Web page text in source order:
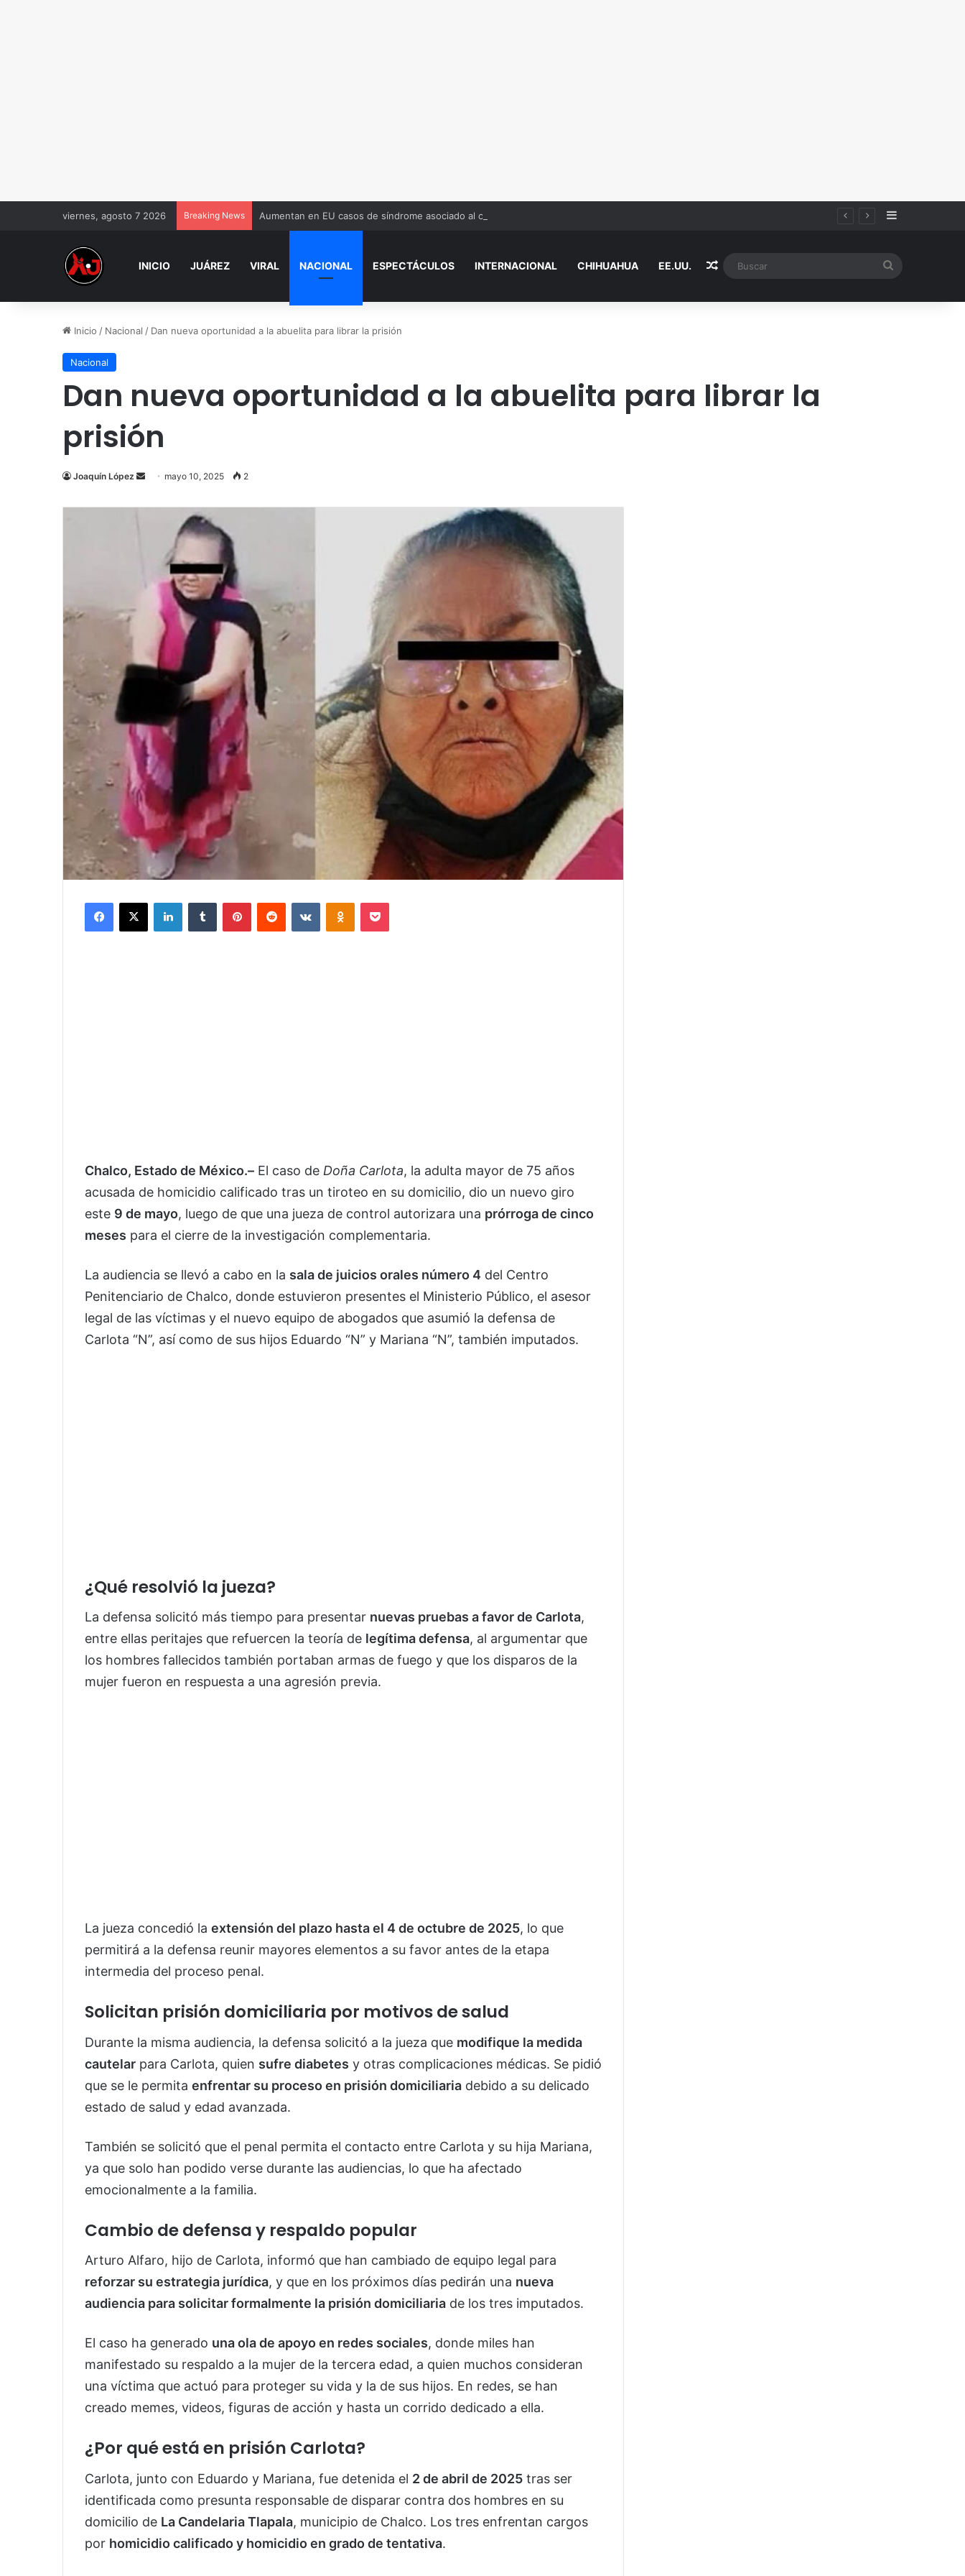
viernes, agosto 7 2026 Breaking News Aumentan en EU casos de síndrome asociado al consumo frecuente de marihuana Sidebar
INICIO JUÁREZ VIRAL NACIONAL ESPECTÁCULOS INTERNACIONAL CHIHUAHUA EE.UU. Random Article
Inicio / Nacional / Dan nueva oportunidad a la abuelita para librar la prisión
Nacional
Dan nueva oportunidad a la abuelita para librar la
prisión
Joaquín López
Send
email
mayo 10, 2025 2
Facebook
X LinkedInTumblr PinterestReddit VKontakteOdnoklassniki
Pocket
Chalco, Estado de México.– El caso de Doña Carlota, la adulta mayor de 75 años
acusada de homicidio calificado tras un tiroteo en su domicilio, dio un nuevo giro
este 9 de mayo, luego de que una jueza de control autorizara una prórroga de cinco
meses para el cierre de la investigación complementaria.
La audiencia se llevó a cabo en la sala de juicios orales número 4 del Centro
Penitenciario de Chalco, donde estuvieron presentes el Ministerio Público, el asesor
legal de las víctimas y el nuevo equipo de abogados que asumió la defensa de
Carlota “N”, así como de sus hijos Eduardo “N” y Mariana “N”, también imputados.
¿Qué resolvió la jueza?
La defensa solicitó más tiempo para presentar nuevas pruebas a favor de Carlota,
entre ellas peritajes que refuercen la teoría de legítima defensa, al argumentar que
los hombres fallecidos también portaban armas de fuego y que los disparos de la
mujer fueron en respuesta a una agresión previa.
La jueza concedió la extensión del plazo hasta el 4 de octubre de 2025, lo que
permitirá a la defensa reunir mayores elementos a su favor antes de la etapa
intermedia del proceso penal.
Solicitan prisión domiciliaria por motivos de salud
Durante la misma audiencia, la defensa solicitó a la jueza que modifique la medida
cautelar para Carlota, quien sufre diabetes y otras complicaciones médicas. Se pidió
que se le permita enfrentar su proceso en prisión domiciliaria debido a su delicado
estado de salud y edad avanzada.
También se solicitó que el penal permita el contacto entre Carlota y su hija Mariana,
ya que solo han podido verse durante las audiencias, lo que ha afectado
emocionalmente a la familia.
Cambio de defensa y respaldo popular
Arturo Alfaro, hijo de Carlota, informó que han cambiado de equipo legal para
reforzar su estrategia jurídica, y que en los próximos días pedirán una nueva
audiencia para solicitar formalmente la prisión domiciliaria de los tres imputados.
El caso ha generado una ola de apoyo en redes sociales, donde miles han
manifestado su respaldo a la mujer de la tercera edad, a quien muchos consideran
una víctima que actuó para proteger su vida y la de sus hijos. En redes, se han
creado memes, videos, figuras de acción y hasta un corrido dedicado a ella.
¿Por qué está en prisión Carlota?
Carlota, junto con Eduardo y Mariana, fue detenida el 2 de abril de 2025 tras ser
identificada como presunta responsable de disparar contra dos hombres en su
domicilio de La Candelaria Tlapala, municipio de Chalco. Los tres enfrentan cargos
por homicidio calificado y homicidio en grado de tentativa.